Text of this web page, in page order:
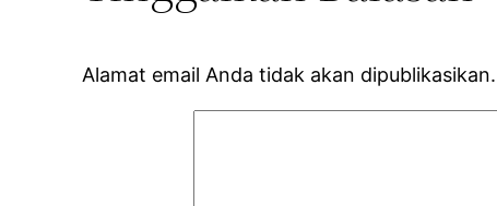
Alamat email Anda tidak akan dipublikasikan.